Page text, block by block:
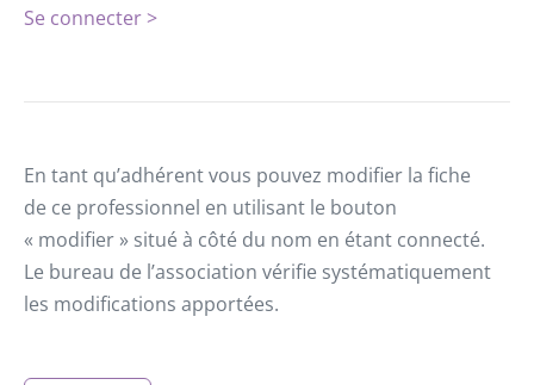
Se connecter >
En tant qu’adhérent vous pouvez modifier la fiche
de ce professionnel en utilisant le bouton
« modifier » situé à côté du nom en étant connecté.
Le bureau de l’association vérifie systématiquement
les modifications apportées.